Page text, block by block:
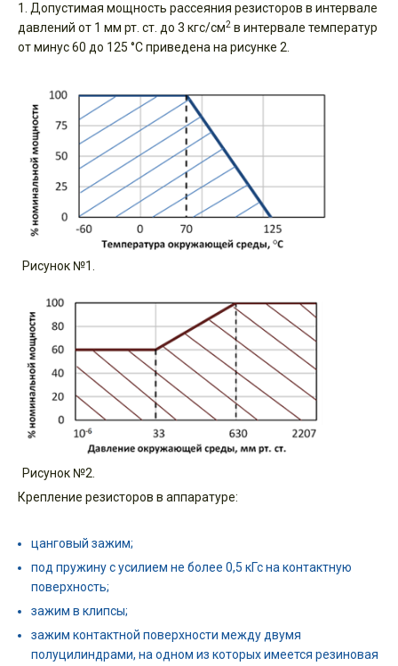
1. Допустимая мощность рассеяния резисторов в интервале
давлений от 1 мм рт. ст. до 3 кгс/см2 в интервале температур
от минус 60 до 125 °С приведена на рисунке 2.
Рисунок №1.
Рисунок №2.
Крепление резисторов в аппаратуре:
цанговый зажим;
под пружину с усилием не более 0,5 кГс на контактную
поверхность;
зажим в клипсы;
зажим контактной поверхности между двумя
полуцилиндрами, на одном из которых имеется резиновая